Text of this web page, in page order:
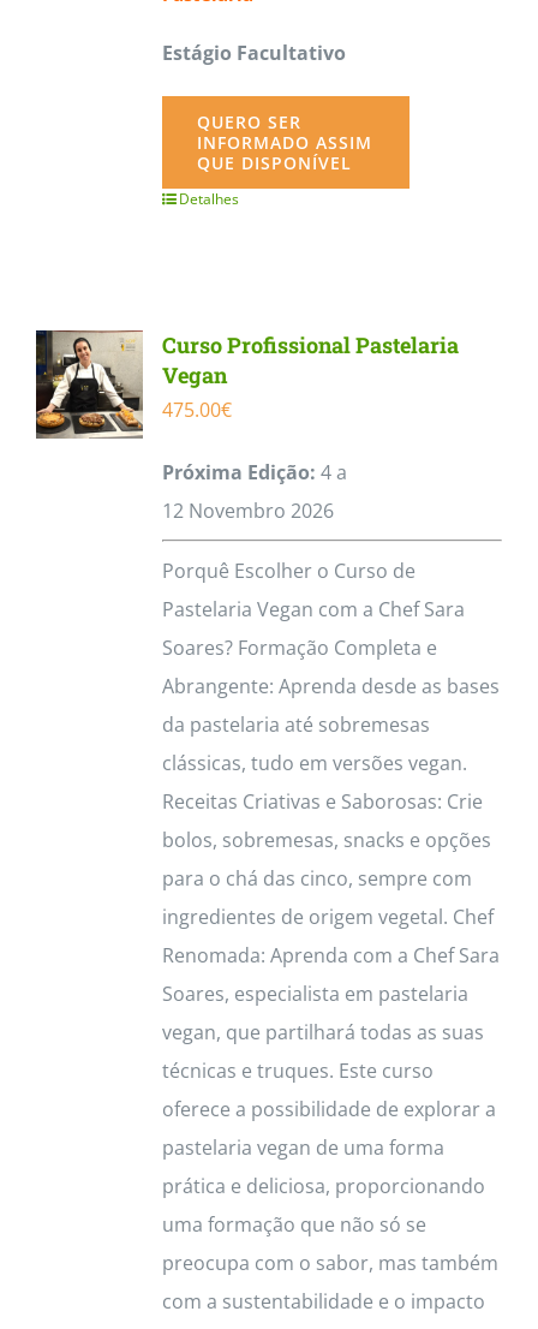
Estágio Facultativo
QUERO SER
INFORMADO ASSIM
QUE DISPONÍVEL
Detalhes
Curso Profissional Pastelaria
Vegan
475.00€
Próxima Edição: 4 a
12 Novembro 2026
Porquê Escolher o Curso de
Pastelaria Vegan com a Chef Sara
Soares? Formação Completa e
Abrangente: Aprenda desde as bases
da pastelaria até sobremesas
clássicas, tudo em versões vegan.
Receitas Criativas e Saborosas: Crie
bolos, sobremesas, snacks e opções
para o chá das cinco, sempre com
ingredientes de origem vegetal. Chef
Renomada: Aprenda com a Chef Sara
Soares, especialista em pastelaria
vegan, que partilhará todas as suas
técnicas e truques. Este curso
oferece a possibilidade de explorar a
pastelaria vegan de uma forma
prática e deliciosa, proporcionando
uma formação que não só se
preocupa com o sabor, mas também
com a sustentabilidade e o impacto